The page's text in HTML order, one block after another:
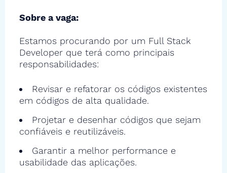
Sobre a vaga:
Estamos procurando por um Full Stack
Developer que terá como principais
responsabilidades:
Revisar e refatorar os códigos existentes
em códigos de alta qualidade.
Projetar e desenhar códigos que sejam
confiáveis e reutilizáveis.
Garantir a melhor performance e
usabilidade das aplicações.